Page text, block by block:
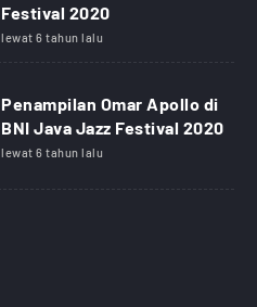
Festival 2020
lewat 6 tahun lalu
Penampilan Omar Apollo di
BNI Java Jazz Festival 2020
lewat 6 tahun lalu